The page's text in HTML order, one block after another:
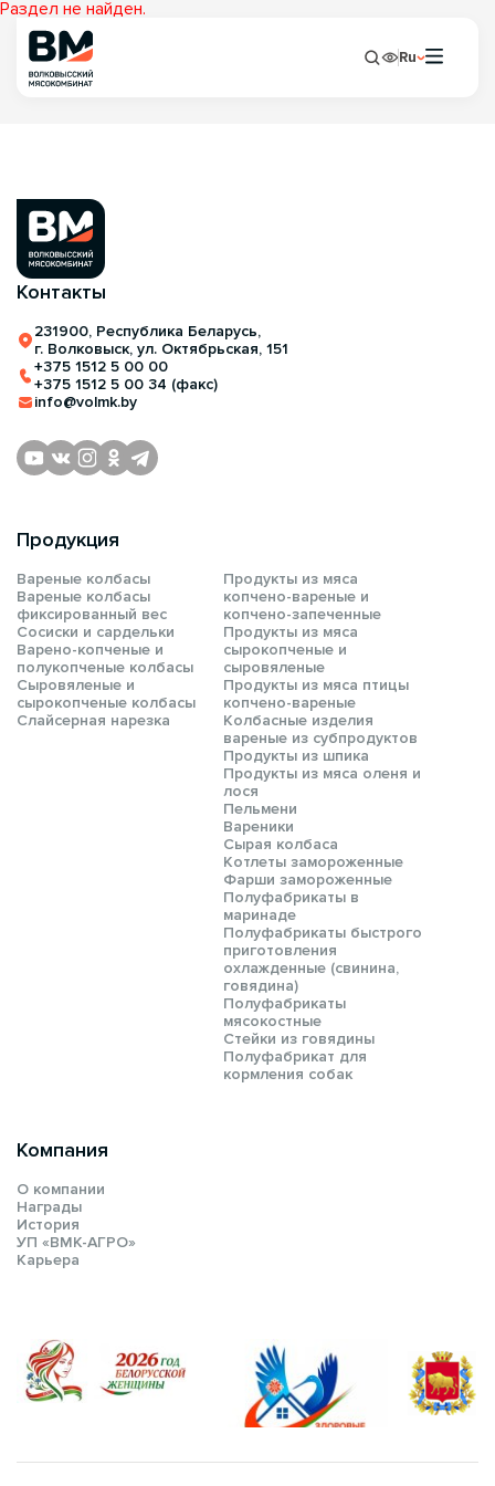
Ru
Раздел не найден.
Компания
О компании
Награды
История
УП «ВМК-АГРО»
Карьера
Продукция
Вареные колбасы
Вареные колбасы
фиксированный вес
Сосиски и сардельки
Варено-копченые и
полукопченые колбасы
Сыровяленые и
сырокопченые колбасы
Слайсерная нарезка
Продукты из мяса
копчено-вареные и
копчено-запеченные
Продукты из мяса
сырокопченые и
сыровяленые
Продукты из мяса птицы
копчено-вареные
Колбасные изделия
вареные из субпродуктов
Продукты из шпика
Продукты из мяса оленя и
лося
Пельмени
Вареники
Сырая колбаса
Котлеты замороженные
Фарши замороженные
Полуфабрикаты в
маринаде
Полуфабрикаты быстрого
приготовления
охлажденные (свинина,
говядина)
Полуфабрикаты
мясокостные
Стейки из говядины
Полуфабрикат для
кормления собак
Контакты
231900, Республика Беларусь,
г. Волковыск, ул. Октябрьская, 151
+375 1512 5 00 00
+375 1512 5 00 34 (факс)
info@volmk.by